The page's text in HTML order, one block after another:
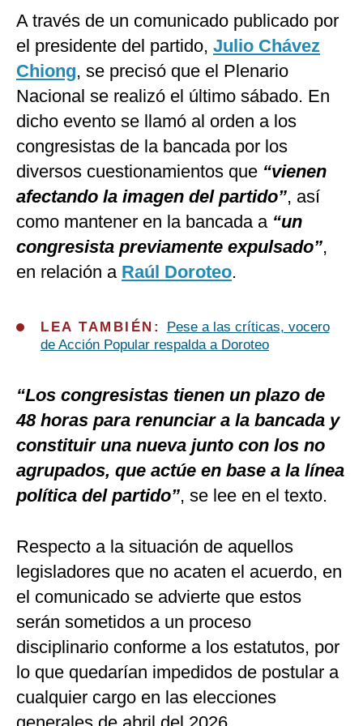
A través de un comunicado publicado por
el presidente del partido, Julio Chávez
Chiong, se precisó que el Plenario
Nacional se realizó el último sábado. En
dicho evento se llamó al orden a los
congresistas de la bancada por los
diversos cuestionamientos que “vienen
afectando la imagen del partido”, así
como mantener en la bancada a “un
congresista previamente expulsado”,
en relación a Raúl Doroteo.
LEA TAMBIÉN:
Pese a las críticas, vocero
de Acción Popular respalda a Doroteo
“Los congresistas tienen un plazo de
48 horas para renunciar a la bancada y
constituir una nueva junto con los no
agrupados, que actúe en base a la línea
política del partido”, se lee en el texto.
Respecto a la situación de aquellos
legisladores que no acaten el acuerdo, en
el comunicado se advierte que estos
serán sometidos a un proceso
disciplinario conforme a los estatutos, por
lo que quedarían impedidos de postular a
cualquier cargo en las elecciones